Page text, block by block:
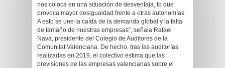
nos coloca en una situación de desventaja, lo que
provoca mayor desigualdad frente a otras autonomías.
A esto se une la caída de la demanda global y la falta
de tamaño de nuestras empresas”, señala Rafael
Nava, presidente del Colegio de Auditores de la
Comunitat Valenciana. De hecho, tras las auditorías
realizadas en 2019, el colectivo estima que las
previsiones de las empresas valencianas sobre el